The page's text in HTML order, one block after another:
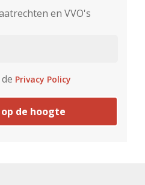
en VVO's
Privacy Policy
de hoogte